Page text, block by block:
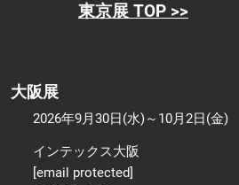
東京展 TOP >>
大阪展
2026年9月30日(水)～10月2日(金)
インテックス大阪
[email protected]